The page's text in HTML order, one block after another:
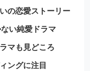
の恋愛ストーリー
い純愛ドラマ
マも見どころ
ングに注目